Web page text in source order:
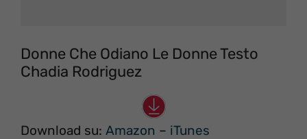
Donne Che Odiano Le Donne Testo
Chadia Rodriguez
Download su: Amazon – iTunes